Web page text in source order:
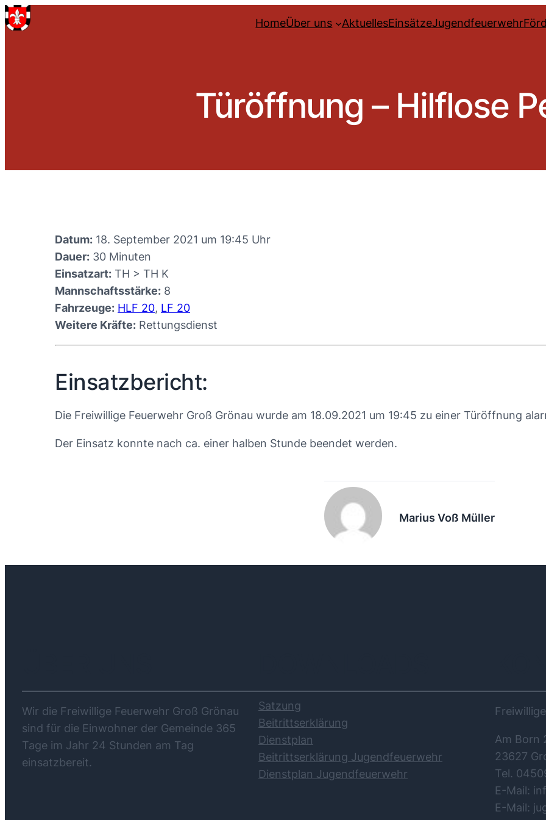
HomeÜber uns AktuellesEinsätzeJugendfeuerwehr
Türöffnung – Hilflose
Datum: 18. September 2021 um 19:45 Uhr
Dauer: 30 Minuten
Einsatzart: TH > TH K
Mannschaftsstärke: 8
Fahrzeuge: HLF 20, LF 20
Weitere Kräfte: Rettungsdienst
Einsatzbericht:
Die Freiwillige Feuerwehr Groß Grönau wurde am 18.09.2021 um 19:45 zu einer Türöffnung
Der Einsatz konnte nach ca. einer halben Stunde beendet werden.
Marius Voß Müller
Wir die Freiwillige Feuerwehr Groß Grönau
sind für die Einwohner der Gemeinde 365
Tage im Jahr 24 Stunden am Tag
einsatzbereit.
Satzung
Beitrittserklärung
Dienstplan
Beitrittserklärung Jugendfeuerwehr
Dienstplan Jugendfeuerwehr
Am Born
23627
Tel.
E-Mail:
E-Mail: